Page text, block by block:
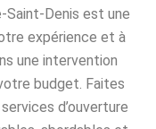
Denis est une
expérience et à
une intervention
budget. Faites
d’ouverture